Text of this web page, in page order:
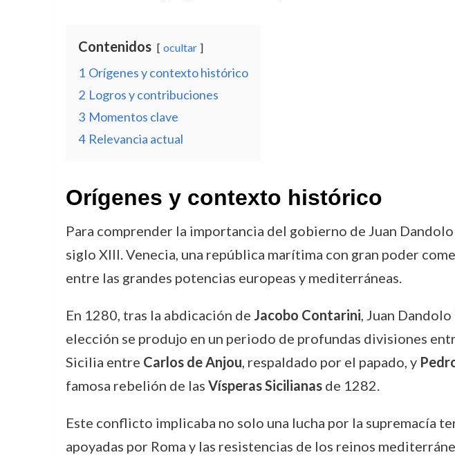
Contenidos ocultar
1 Orígenes y contexto histórico
2 Logros y contribuciones
3 Momentos clave
4 Relevancia actual
Orígenes y contexto histórico
Para comprender la importancia del gobierno de Juan
siglo XIII. Venecia, una república marítima con gran poder
entre las grandes potencias europeas y mediterráneas.
En 1280, tras la abdicación de Jacobo Contarini, Juan
elección se produjo en un periodo de profundas divisiones
Sicilia entre Carlos de Anjou, respaldado por el papado, y
famosa rebelión de las Vísperas Sicilianasde 1282.
Este conflicto implicaba no solo una lucha por la supremacía
apoyadas por Roma y las resistencias de los reinos